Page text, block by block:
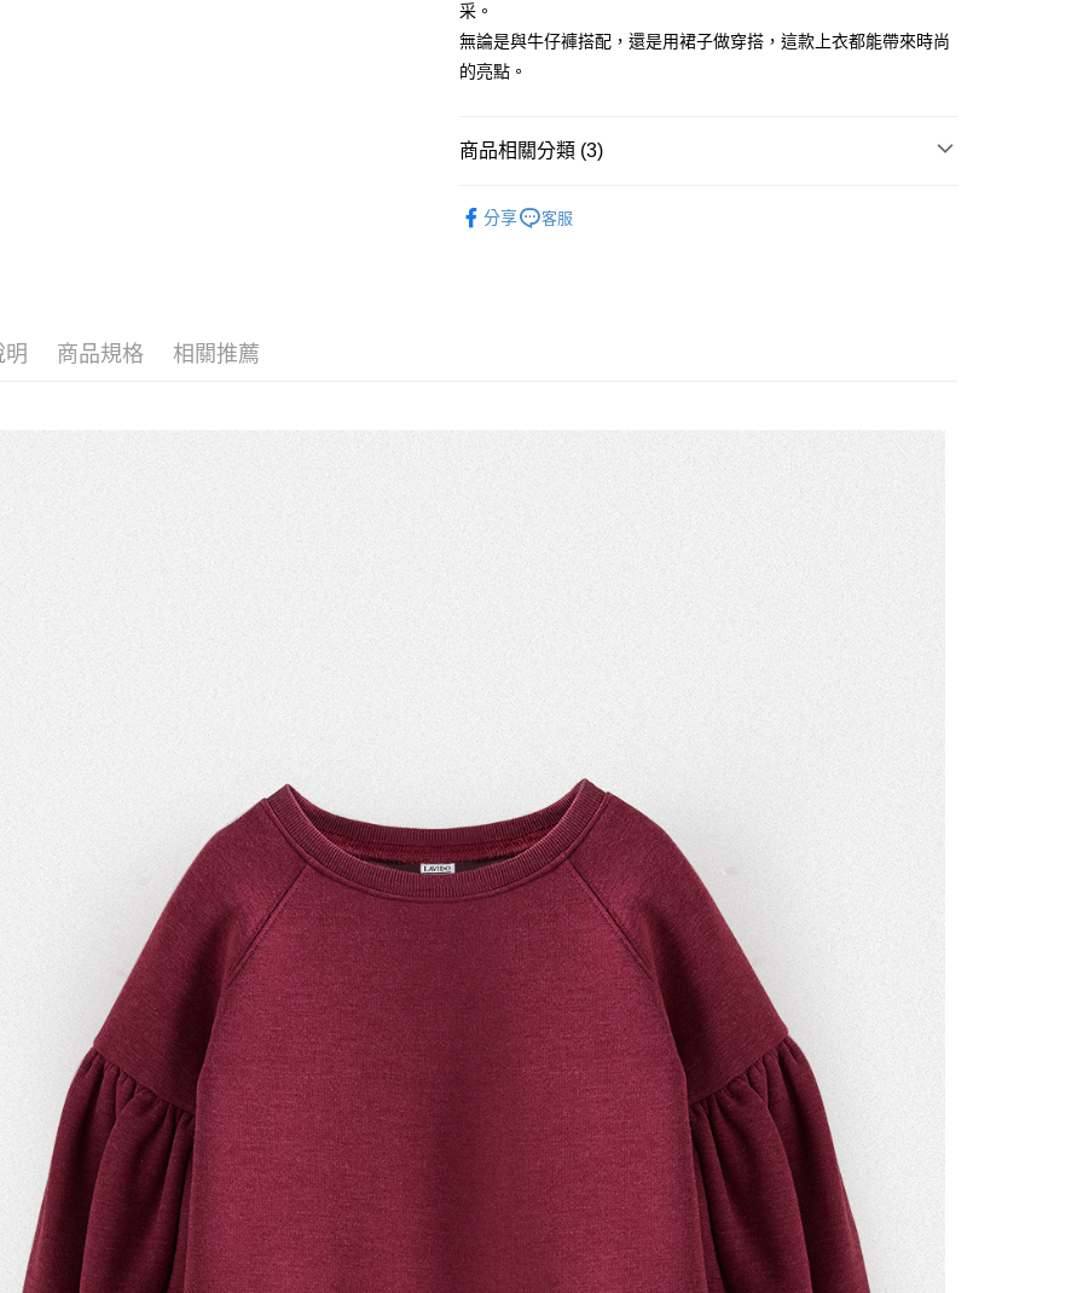
1.分期款項不併入電信帳單，「大哥付你分期」於每月結算日後寄送繳費提
醒簡訊。
2.透過簡訊連結打開帳單後，可選擇「超商條碼／台灣大直營門市／銀行轉
帳／街口支付／iPASS MONEY」等通路繳費。
1.本服務係由「台灣大哥大股份有限公司」（以下簡稱本公司）所提供，讓
用戶於交易時，得透過本服務購買商品或服務，並由商店將買賣／分期付
2.基於同意付款使用「大哥付你分期」之契約關係目的，商店將以您的個人
資料（包含姓名、電話或地址）提供予台灣大哥大進項蒐集、處理及利
付款後全家取貨
每筆NT$60，滿NT$1,200(含以上)免運費
付款後7-11取貨
采。
無論是與牛仔褲搭配，還是用裙子做穿搭，這款上衣都能帶來時尚
的亮點。
商品相關分類 (3)
分享 客服
明 商品規格 相關推薦